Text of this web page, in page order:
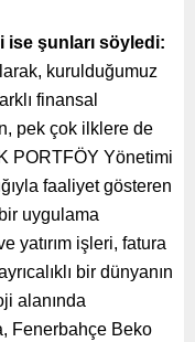
ise şunları söyledi:
kurulduğumuz
finansal
pek çok ilklere de
PORTFÖY Yönetimi
faaliyet gösteren
uygulama
yatırım işleri, fatura
bir dünyanın
alanında
Fenerbahçe Beko